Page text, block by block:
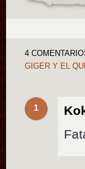
4
GIGER Y EL
1